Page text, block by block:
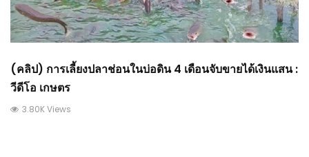
(คลิป) การเลี้ยงปลาช่อนในบ่อดิน 4 เดือนจับขายได้เงินแสน :
วีดีโอ เกษตร
3.80K Views